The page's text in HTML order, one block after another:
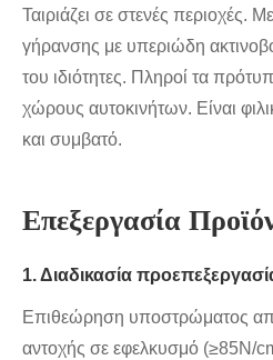
Ταιριάζει σε στενές περιοχές.
γήρανσης με υπεριώδη
του ιδιότητες. Πληροί τα
χώρους αυτοκινήτων. Είναι
και συμβατό.
Επεξεργασία
1. Διαδικασία
Επιθεώρηση υποστρώματος
αντοχής σε εφελκυσμό (≥85N/